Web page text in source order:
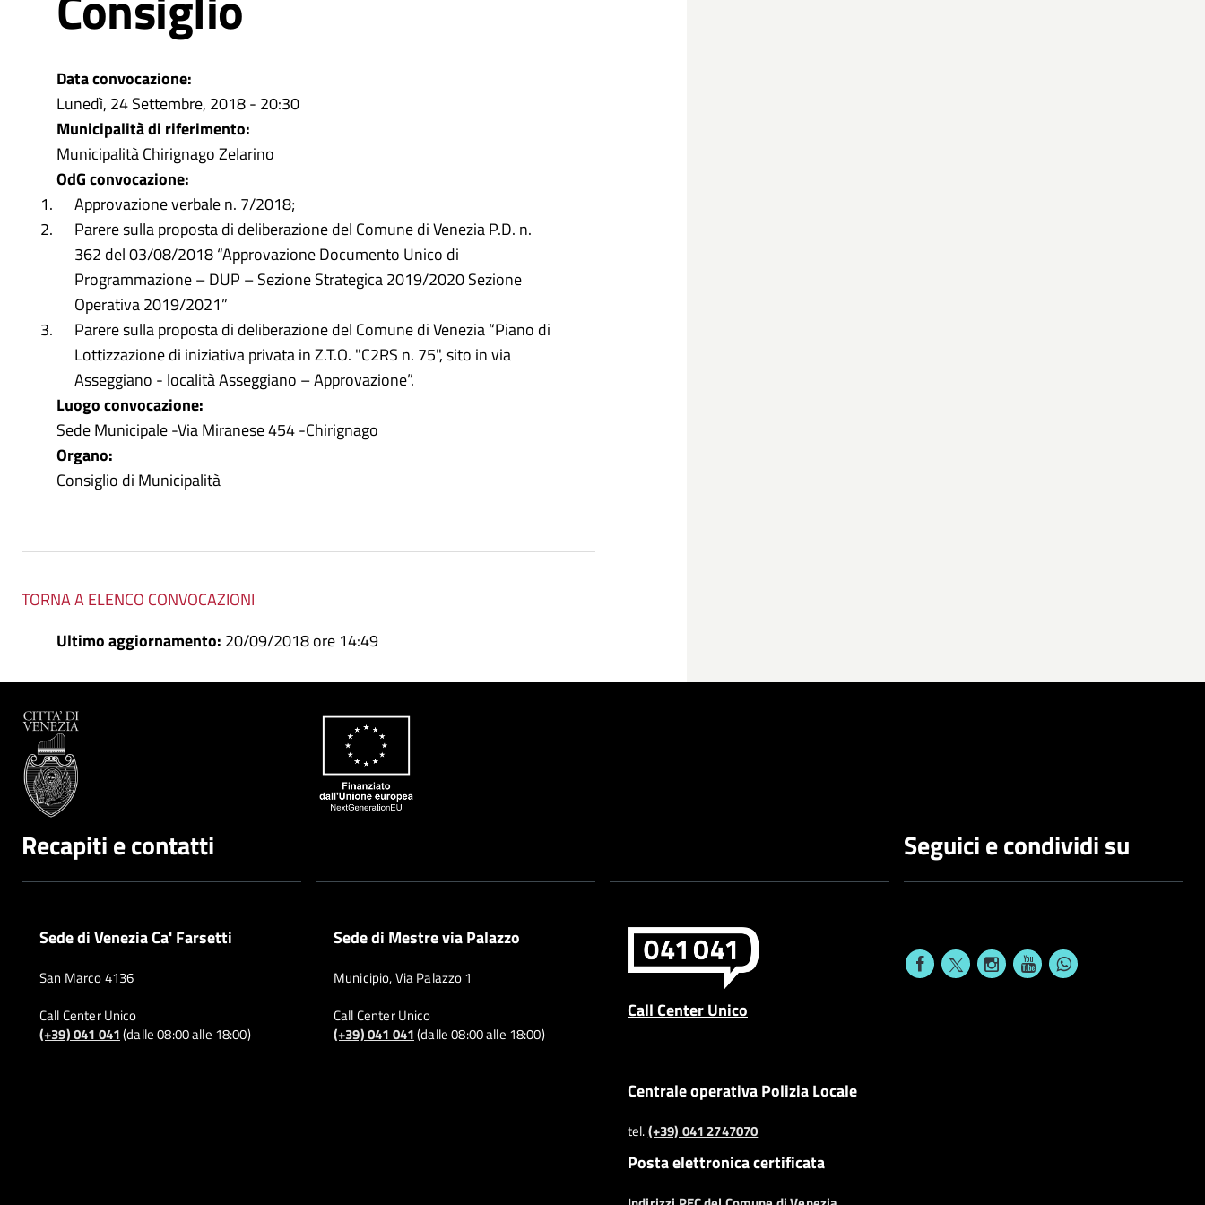
Data convocazione:
Lunedì, 24 Settembre, 2018 - 20:30
Municipalità di riferimento:
Municipalità Chirignago Zelarino
OdG convocazione:
Approvazione verbale n. 7/2018;
Parere sulla proposta di deliberazione del Comune di Venezia P.D. n.
362 del 03/08/2018 “Approvazione Documento Unico di
Programmazione – DUP – Sezione Strategica 2019/2020 Sezione
Operativa 2019/2021”
Parere sulla proposta di deliberazione del Comune di Venezia “Piano di
Lottizzazione di iniziativa privata in Z.T.O. "C2RS n. 75", sito in via
Asseggiano - località Asseggiano – Approvazione”.
Luogo convocazione:
Sede Municipale -Via Miranese 454 -Chirignago
Organo:
Consiglio di Municipalità
TORNA A ELENCO CONVOCAZIONI
Ultimo aggiornamento: 20/09/2018 ore 14:49
Recapiti e contatti
Sede di Venezia Ca' Farsetti
San Marco 4136
Call Center Unico
(+39) 041 041(dalle 08:00 alle 18:00)
Sede di Mestre via Palazzo
Municipio, Via Palazzo 1
Call Center Unico
(+39) 041 041(dalle 08:00 alle 18:00)
Call Center Unico
Centrale operativa Polizia Locale
tel.(+39) 041 2747070
Posta elettronica certificata
Seguici e condividi su